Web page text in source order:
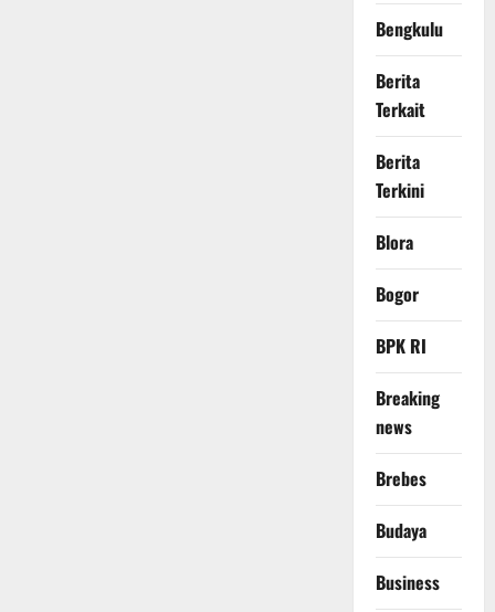
Bengkulu
Berita
Terkait
Berita
Terkini
Blora
Bogor
BPK RI
Breaking
news
Brebes
Budaya
Business